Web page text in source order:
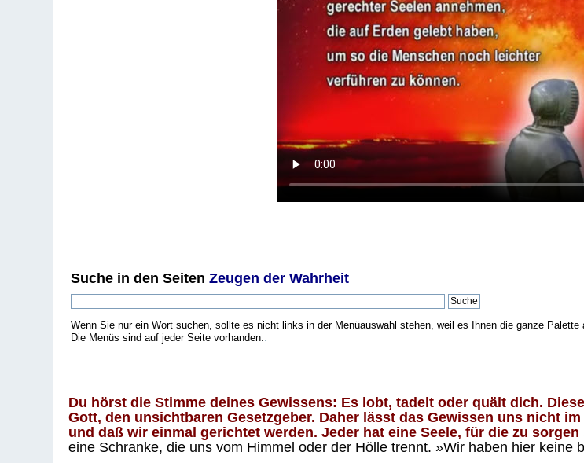
Suche in den SeitenZeugen der Wahrheit
Wenn Sie nur ein Wort suchen, sollte es nicht links in der Menüauswahl stehen, weil es Ihnen die ganze Palette
Die Menüs sind auf jeder Seite vorhanden..
Du hörst die Stimme deines Gewissens: Es lobt, tadelt oder quält dich.
Gott, den unsichtbaren Gesetzgeber. Daher lässt das Gewissen uns nicht
und daß wir einmal gerichtet werden. Jeder hat eine Seele, für die zu
eine Schranke, die uns vom Himmel oder der Hölle trennt. »Wir haben hier